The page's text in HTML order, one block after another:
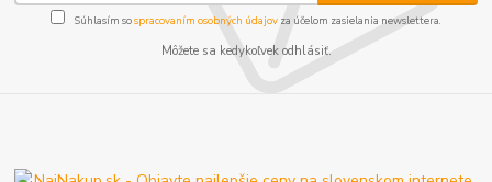
Súhlasím sospracovaním osobných údajov za účelom zasielania newslettera.
Môžete sa kedykoľvek odhlásiť.